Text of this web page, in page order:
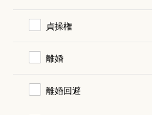
貞操権
離婚
離婚回避